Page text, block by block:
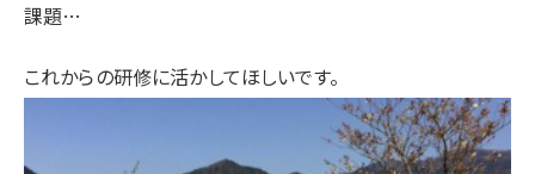
課題…
これからの研修に活かしてほしいです。